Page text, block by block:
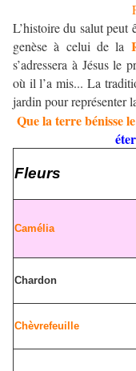
L’histoire du salut peut
genèse à celui de la
s’adressera à Jésus
où il l’a mis... La
jardin pour représenter
Que la terre bénisse
Fleurs
Camélia
Chardon
Chèvrefeuille